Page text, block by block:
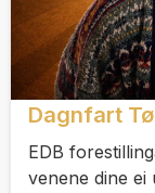
Dagnfart
EDB
venene dine ei